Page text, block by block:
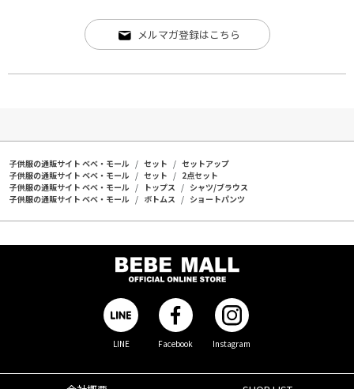
メルマガ登録はこちら
子供服の通販サイト ベベ・モール セット
セットアップ
子供服の通販サイト ベベ・モール
セット
2点セット
子供服の通販サイト ベベ・モール
トップス
シャツ/ブラウス
子供服の通販サイト ベベ・モール
ボトムス ショートパンツ
LINE Facebook Instagram